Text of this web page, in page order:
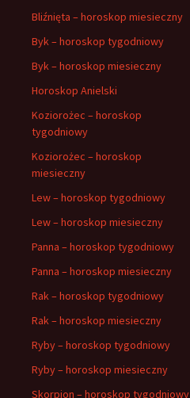
Bliźnięta – horoskop miesieczny
Byk – horoskop tygodniowy
Byk – horoskop miesieczny
Horoskop Anielski
Koziorożec – horoskop
tygodniowy
Koziorożec – horoskop
miesieczny
Lew – horoskop tygodniowy
Lew – horoskop miesieczny
Panna – horoskop tygodniowy
Panna – horoskop miesieczny
Rak – horoskop tygodniowy
Rak – horoskop miesieczny
Ryby – horoskop tygodniowy
Ryby – horoskop miesieczny
Skorpion – horoskop tygodniowy